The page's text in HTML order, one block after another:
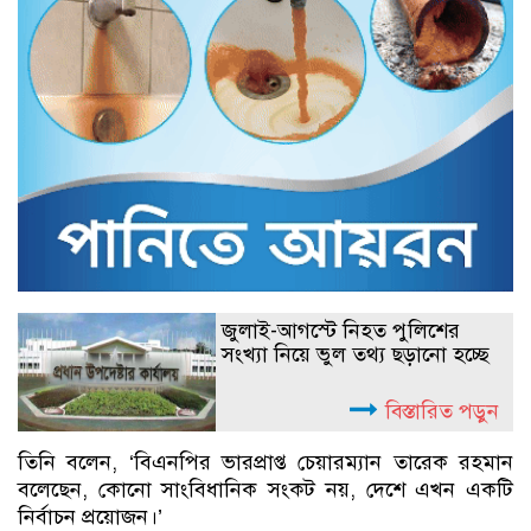
জুলাই-আগস্টে নিহত পুলিশের
সংখ্যা নিয়ে ভুল তথ্য ছড়ানো হচ্ছে
বিস্তারিত পড়ুন
তিনি বলেন, ‘বিএনপির ভারপ্রাপ্ত চেয়ারম্যান তারেক রহমান
বলেছেন, কোনো সাংবিধানিক সংকট নয়, দেশে এখন একটি
নির্বাচন প্রয়োজন।’